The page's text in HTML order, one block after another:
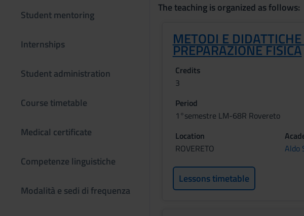
Student mentoring
Internships
Student administration
Course timetable
Medical certificate
Competenze linguistiche
Modalità e sedi di frequenza
The teaching is organized as follows:
METODI E
PREPARAZIONE FISICA
Credits
3
Period
1°semestre LM-68R Rovereto
Location
ROVERETO
Aldo
Lessons timetable